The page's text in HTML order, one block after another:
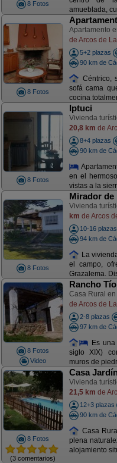
8 Fotos
amueblada,
8 Fotos
Apartamento
de Arcos de
5+2 plazas
90 km de
Céntrico,
sofá cama
cocina
8 Fotos
Iptuci
Vivienda
20,8 km de
8+4 plazas
90 km de
en el
vistas a la
8 Fotos
Mirador de
Vivienda
km de Arcos
10-16 plazas
94 km de
La
el campo,
Grazalema.
8 Fotos
Video
Rancho
Casa Rural en
de Arcos de
2-8 plazas
97 km de
Es
siglo XIX)
muros de
8 Fotos
(3 comentarios)
Casa
Vivienda
21,5 km de
12+3 plazas
90 km de
Casa
plena
alojamiento